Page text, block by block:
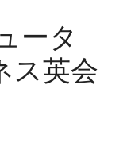
ータ
ス英会